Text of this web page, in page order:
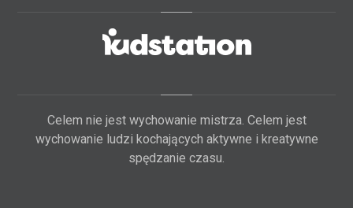
Celem nie jest wychowanie mistrza. Celem jest
wychowanie ludzi kochających aktywne i kreatywne
spędzanie czasu.